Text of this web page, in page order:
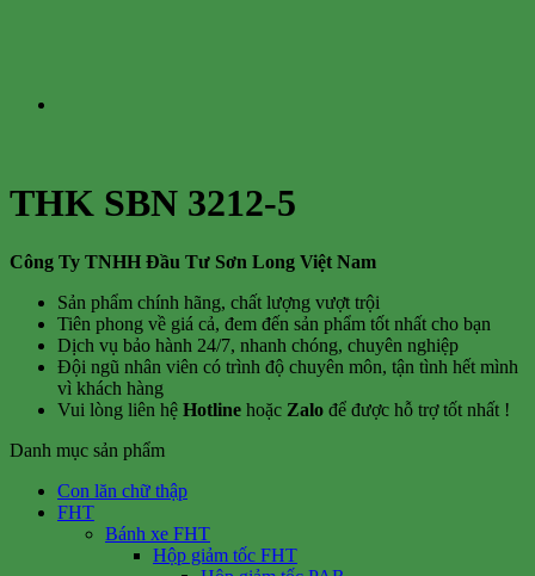
THK SBN 3212-5
Công Ty TNHH Đầu Tư Sơn Long Việt Nam
Sản phẩm chính hãng, chất lượng vượt trội
Tiên phong về giá cả, đem đến sản phẩm tốt nhất cho bạn
Dịch vụ bảo hành 24/7, nhanh chóng, chuyên nghiệp
Đội ngũ nhân viên có trình độ chuyên môn, tận tình hết mình
vì khách hàng
Vui lòng liên hệ Hotline hoặc Zalo để được hỗ trợ tốt nhất !
Danh mục sản phẩm
Con lăn chữ thập
FHT
Bánh xe FHT
Hộp giảm tốc FHT